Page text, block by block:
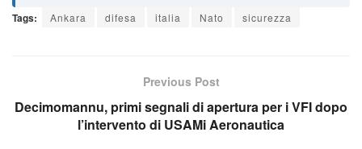
Tags: Ankara difesa italia Nato sicurezza
Previous Post
Decimomannu, primi segnali di apertura per i VFI dopo
l’intervento di USAMi Aeronautica